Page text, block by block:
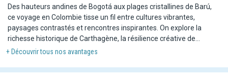
Des hauteurs andines de Bogotá aux plages cristallines de Barú,
ce voyage en Colombie tisse un fil entre cultures vibrantes,
paysages contrastés et rencontres inspirantes. On explore la
richesse historique de Carthagène, la résilience créative de
Medellín, et les couleurs éclatantes de Guatapé. Entre art, nature
+ Découvrir tous nos avantages